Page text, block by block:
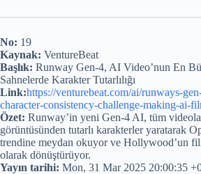
No: 19
Kaynak: VentureBeat
Başlık: Runway Gen-4, AI Video’nun En
Sahnelerde Karakter Tutarlılığı
Link:https://venturebeat.com/ai/runways-
character-consistency-challenge-making-ai-
Özet: Runway’in yeni Gen-4 AI, tüm
görüntüsünden tutarlı karakterler yaratarak
trendine meydan okuyor ve Hollywood’un
olarak dönüştürüyor.
Yayın tarihi: Mon, 31 Mar 2025 20:00:35